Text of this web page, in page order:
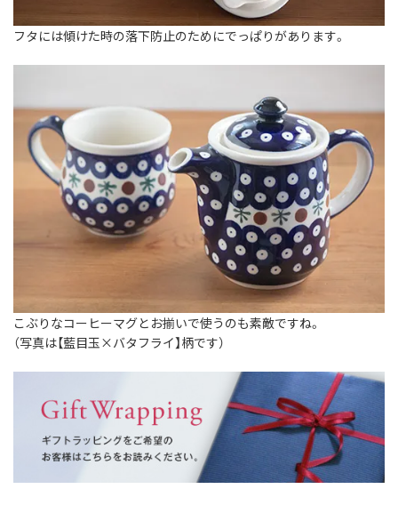
フタには傾けた時の落下防止のためにでっぱりがあります。
こぶりなコーヒーマグとお揃いで使うのも素敵ですね。
（写真は【藍目玉×バタフライ】柄です）